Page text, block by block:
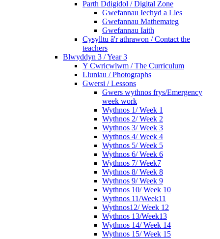
Parth Ddigidol / Digital Zone
Gwefannau Iechyd a Lles
Gwefannau Mathemateg
Gwefannau Iaith
Cysylltu â'r athrawon / Contact the
teachers
Blwyddyn 3 / Year 3
Y Cwricwlwm / The Curriculum
Lluniau / Photographs
Gwersi / Lessons
Gwers wythnos frys/Emergency
week work
Wythnos 1/ Week 1
Wythnos 2/ Week 2
Wythnos 3/ Week 3
Wythnos 4/ Week 4
Wythnos 5/ Week 5
Wythnos 6/ Week 6
Wythnos 7/ Week7
Wythnos 8/ Week 8
Wythnos 9/ Week 9
Wythnos 10/ Week 10
Wythnos 11/Week11
Wythnos12/ Week 12
Wythnos 13/Week13
Wythnos 14/ Week 14
Wythnos 15/ Week 15